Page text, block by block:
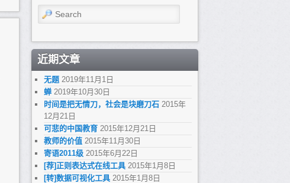
Search
近期文章
无题 2019年11月1日
蝉 2019年10月30日
时间是把无情刀，社会是块磨刀石 2015年
12月21日
可悲的中国教育 2015年12月21日
教师的价值 2015年11月30日
寄语2011级 2015年6月22日
[荐]正则表达式在线工具 2015年1月8日
[转]数据可视化工具 2015年1月8日